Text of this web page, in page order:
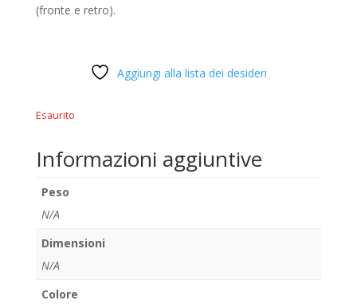
(fronte e retro).
Aggiungi alla lista dei desideri
Esaurito
Informazioni aggiuntive
Peso
N/A
Dimensioni
N/A
Colore